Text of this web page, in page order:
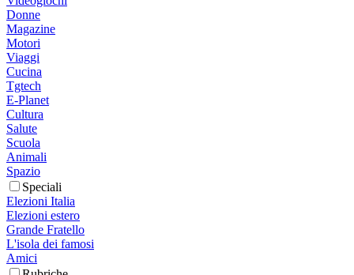
Donne
Magazine
Motori
Viaggi
Cucina
Tgtech
E-Planet
Cultura
Salute
Scuola
Animali
Spazio
Speciali
Elezioni Italia
Elezioni estero
Grande Fratello
L'isola dei famosi
Amici